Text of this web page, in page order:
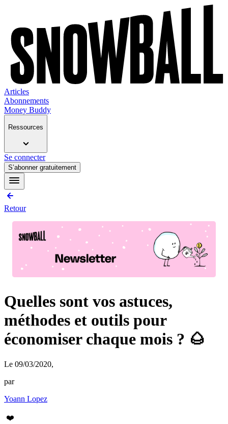
Articles
Abonnements
Money Buddy
Ressources
Se connecter
S’abonner gratuitement
Retour
Quelles sont vos astuces,
méthodes et outils pour
économiser chaque mois ? 🌰
Le 09/03/2020,
par
Yoann Lopez
❤️